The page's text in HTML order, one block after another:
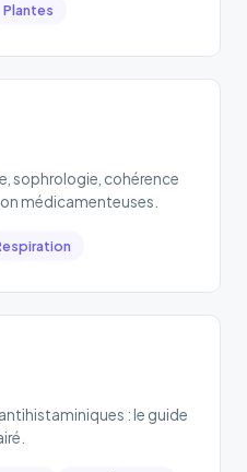
Plantes
sophrologie, cohérence
médicamenteuses.
: le guide